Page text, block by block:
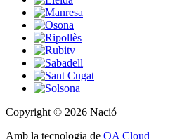
Copyright © 2026 Nació
Amb la tecnologia de OA Cloud